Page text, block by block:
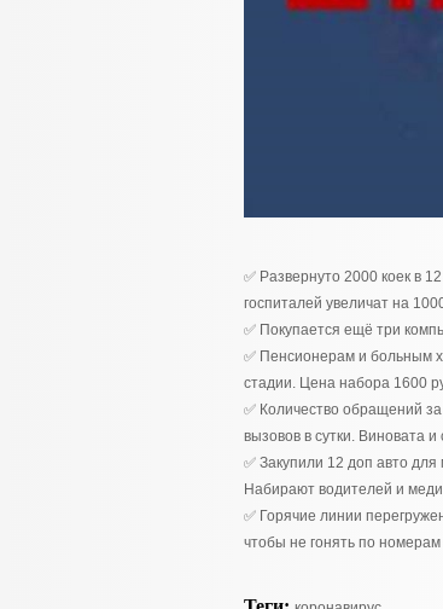
✅ Развернуто 2000 коек в
госпиталей увеличат на
✅ Покупается ещё три
✅ Пенсионерам и больным
стадии. Цена набора 1600
✅ Количество обращений
вызовов в сутки. Виновата
✅ Закупили 12 доп авто
Набирают водителей и
✅ Горячие линии
чтобы не гонять по